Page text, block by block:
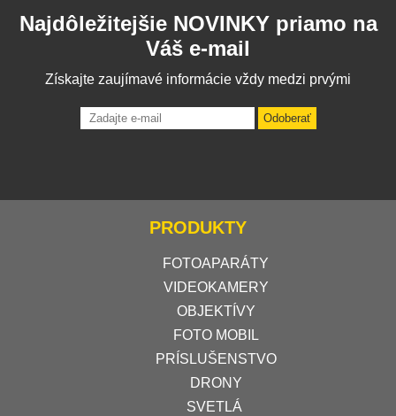
Najdôležitejšie NOVINKY priamo na
Váš e-mail
Získajte zaujímavé informácie vždy medzi prvými
Odoberať
PRODUKTY
FOTOAPARÁTY
VIDEOKAMERY
OBJEKTÍVY
FOTO MOBIL
PRÍSLUŠENSTVO
DRONY
SVETLÁ